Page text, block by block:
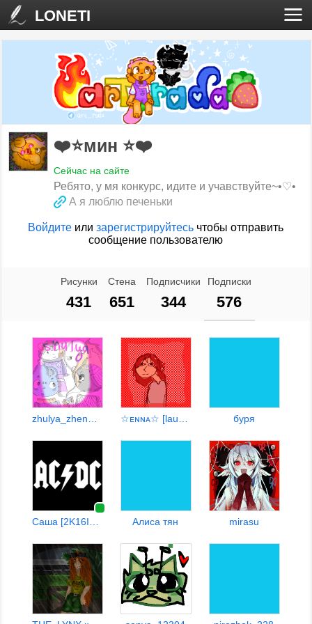
LONETI
❤️⭐мин ⭐❤️
Сейчас на сайте
Ребято, у мя конкурс, идите и учавствуйте~•♡•
А я люблю печеньки
Войдите илизарегистрируйтесь чтобы отправить
сообщение пользователю
Рисунки
431
Стена
651
Подписчики
344
Подписки
576
буря
Алиса тян mirasu